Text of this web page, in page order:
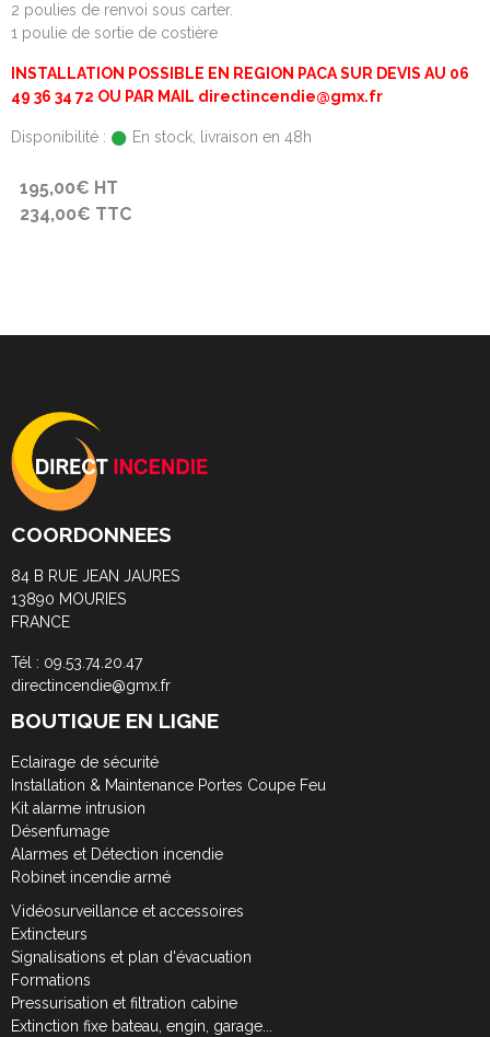
2 poulies de renvoi sous carter.
1 poulie de sortie de costière
INSTALLATION POSSIBLE EN REGION PACA SUR DEVIS AU 06
49 36 34 72 OU PAR MAIL directincendie@gmx.fr
Disponibilité : En stock, livraison en 48h
195,00€ HT
234,00€ TTC
COORDONNEES
84 B RUE JEAN JAURES
13890 MOURIES
FRANCE
Tél : 09.53.74.20.47
directincendie@gmx.fr
BOUTIQUE EN LIGNE
Eclairage de sécurité
Installation & Maintenance Portes Coupe Feu
Kit alarme intrusion
Désenfumage
Alarmes et Détection incendie
Robinet incendie armé
Vidéosurveillance et accessoires
Extincteurs
Signalisations et plan d'évacuation
Formations
Pressurisation et filtration cabine
Extinction fixe bateau, engin, garage...